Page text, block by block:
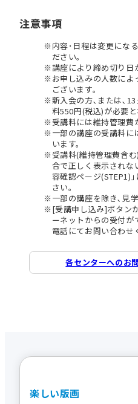
注意事項
内容･日程は変更にな
ださい。
講座により締め切り日
お申し込みの人数によ
ございます。
新入会の方､または､
料550円(税込)が必要
受講料には維持管理費
一部の講座の受講料に
います。
受講料(維持管理費含
合で正しく表示されな
容確認ページ(STEP1)
さい。
一部の講座を除き､見
[受講申し込み]ボタン
ーネットからの受付が
電話にてお問い合わせ
各センターへのお
楽しい版画